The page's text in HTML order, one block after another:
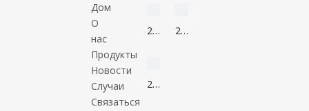
Дом
О
нас
Продукты
Новости
Случаи
Связаться
2-
6
2-
2-